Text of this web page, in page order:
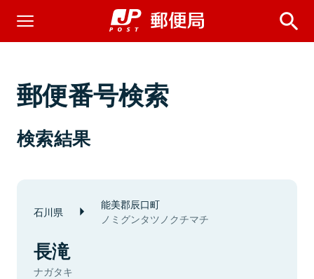
郵便番号検索
検索結果
石川県 能美郡辰口町
ノミグンタツノクチマチ
長滝
ナガタキ